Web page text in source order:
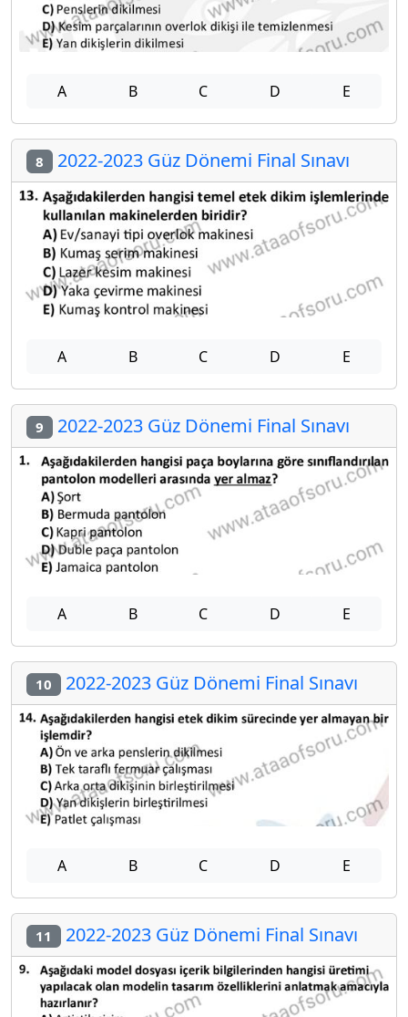
A B C D E
8 2022-2023 Güz Dönemi Final Sınavı
A B C D E
9 2022-2023 Güz Dönemi Final Sınavı
A B C D E
10 2022-2023 Güz Dönemi Final Sınavı
A B C D E
11 2022-2023 Güz Dönemi Final Sınavı